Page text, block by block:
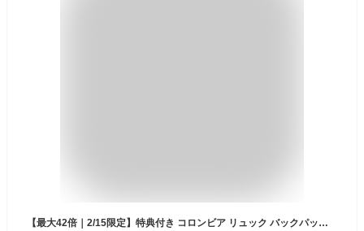
【最大42倍｜2/15限定】特典付き コロンビア リュック バックパック デイパック メンズ レディース ブランド 撥水 防水 軽量 A4 B4 33L Columbia PU8708